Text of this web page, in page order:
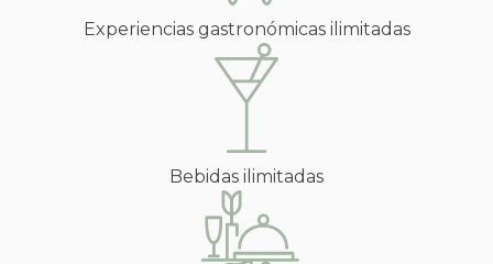
Experiencias gastronómicas ilimitadas
Bebidas ilimitadas